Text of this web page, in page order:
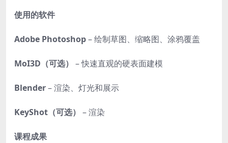
使用的软件
Adobe Photoshop– 绘制草图、缩略图、涂鸦覆盖
MoI3D（可选） – 快速直观的硬表面建模
Blender– 渲染、灯光和展示
KeyShot（可选） – 渲染
课程成果